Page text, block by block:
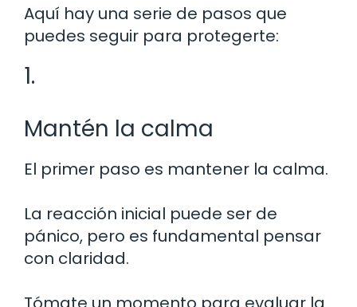
Aquí hay una serie de pasos que
puedes seguir para protegerte:
1.
Mantén la calma
El primer paso es mantener la calma.
La reacción inicial puede ser de
pánico, pero es fundamental pensar
con claridad.